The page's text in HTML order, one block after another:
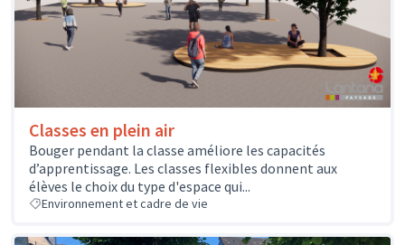
Classes en plein air
Bouger pendant la classe améliore les capacités
d’apprentissage. Les classes flexibles donnent aux
élèves le choix du type d'espace qui...
Environnement et cadre de vie